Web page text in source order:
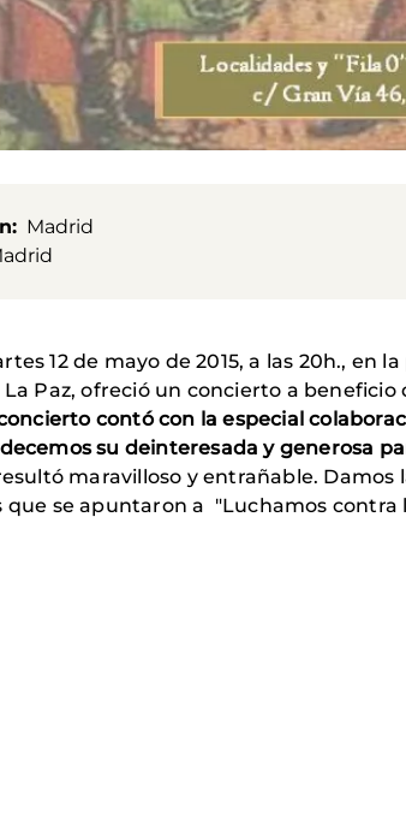
Madrid
12 de mayo de 2015, a las 20h., en
Paz, ofreció un concierto a
contó con la especial
su deinteresada y generosa
maravilloso y entrañable. Damos
que se apuntaron a "Luchamos contra